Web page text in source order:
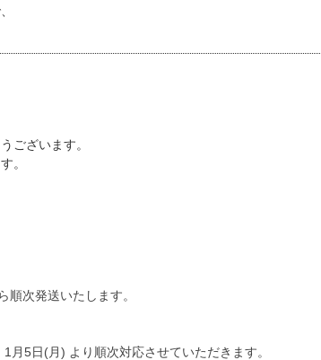
ございます。
。
次発送いたします。
5日(月) より順次対応させていただきます。